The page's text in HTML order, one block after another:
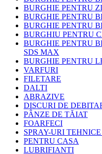
BURGHIE PENTRU
BURGHIE PENTRU
BURGHIE PENTRU
BURGHIU PENTRU
BURGHIE PENTRU
SDS MAX
BURGHIE PENTRU
VARFURI
FILETARE
DALTI
ABRAZIVE
DISCURI DE
PÂNZE DE TĂIAT
FOARFECI
SPRAY-URI
PENTRU CASA
LUBRIFIANTI